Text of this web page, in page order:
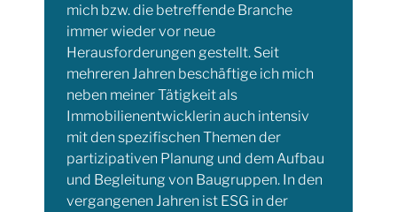
mich bzw. die betreffende Branche
immer wieder vor neue
Herausforderungen gestellt. Seit
mehreren Jahren beschäftige ich mich
neben meiner Tätigkeit als
Immobilienentwicklerin auch intensiv
mit den spezifischen Themen der
partizipativen Planung und dem Aufbau
und Begleitung von Baugruppen. In den
vergangenen Jahren ist ESG in der